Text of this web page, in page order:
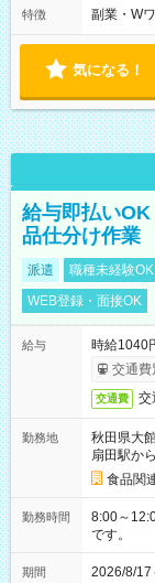
フトの決
・昼休憩1
特徴 副業・W
気になる！
給与即払い
品仕分け作業
派遣 職種未経験OK
WEB登録・面接OK
給与
時給1040
交通費
交通費 交
勤務地
秋田県大
扇田駅か
食品関
勤務時間
8:00～12:00 8:00～16:30
です。
期間 2026/8/17